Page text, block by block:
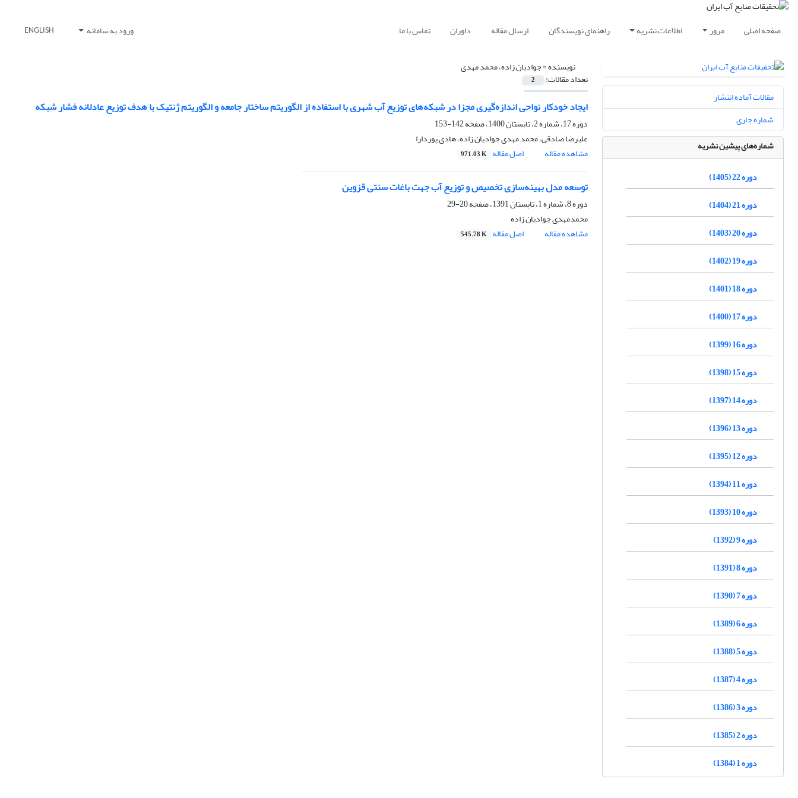
صفحه اصلی مرور اطلاعات نشریه راهنمای نویسندگان ارسال مقاله داوران تماس با ما ورود به سامانه ENGLISH
نویسنده =جوادیان زاده، محمد مهدی
تعداد مقالات: 2
ایجاد خودکار نواحی اندازه‌گیری مجزا در شبکه‌های توزیع آب شهری با استفاده از الگوریتم ساختار جامعه و الگوریتم ژنتیک با هدف توزیع عادلانه فشار شبکه
دوره 17، شماره 2، تابستان 1400، صفحه
142-153
علیرضا صادقی، محمد مهدی جوادیان زاده، هادی پوردارا
مشاهده مقاله
اصل مقاله 971.03 K
توسعه مدل بهینه‌سازی تخصیص و توزیع آب جهت باغات سنتی قزوین
دوره 8، شماره 1، تابستان 1391، صفحه
20-29
محمدمهدی جوادیان زاده
مشاهده مقاله
اصل مقاله 545.78 K
مقالات آماده انتشار
شماره جاری
شماره‌های پیشین نشریه
دوره 22 (1405)
دوره 21 (1404)
دوره 20 (1403)
دوره 19 (1402)
دوره 18 (1401)
دوره 17 (1400)
دوره 16 (1399)
دوره 15 (1398)
دوره 14 (1397)
دوره 13 (1396)
دوره 12 (1395)
دوره 11 (1394)
دوره 10 (1393)
دوره 9 (1392)
دوره 8 (1391)
دوره 7 (1390)
دوره 6 (1389)
دوره 5 (1388)
دوره 4 (1387)
دوره 3 (1386)
دوره 2 (1385)
دوره 1 (1384)